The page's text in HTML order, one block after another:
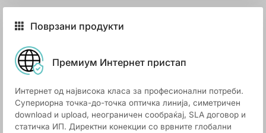
Поврзани продукти
Премиум Интернет пристап
Интернет од највисока класа за професионални потреби.
Супериорна точка-до-точка оптичка линија, симетричен
download и upload, неограничен сообраќај, SLA договор и
статичка ИП. Директни конекции со врвните глобални